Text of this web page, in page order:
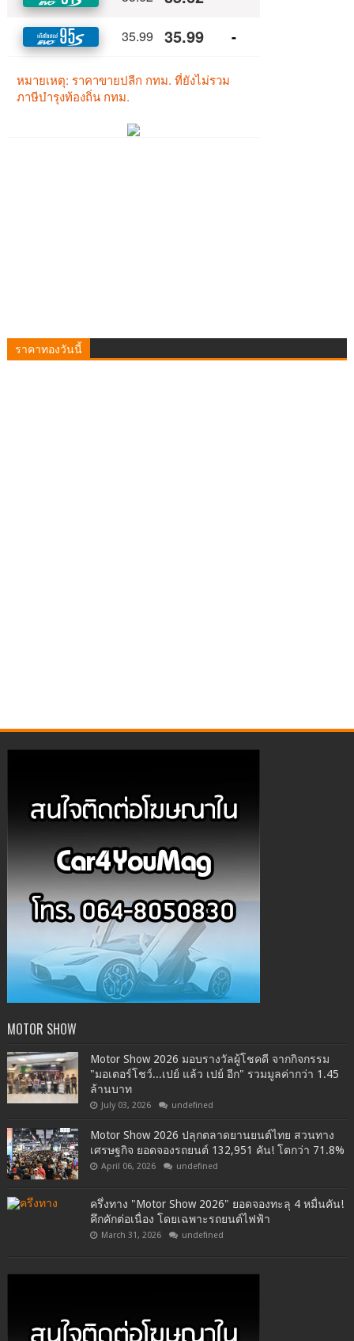
ราคาทองวันนี้
MOTOR SHOW
Motor Show 2026 มอบรางวัลผู้โชคดี จากกิจกรรม
"มอเตอร์โชว์...เปย์ แล้ว เปย์ อีก" รวมมูลค่ากว่า 1.45
ล้านบาท
July 03, 2026 undefined
Motor Show 2026 ปลุกตลาดยานยนต์ไทย สวนทาง
เศรษฐกิจ ยอดจองรถยนต์ 132,951 คัน! โตกว่า 71.8%
April 06, 2026 undefined
ครึ่งทาง "Motor Show 2026" ยอดจองทะลุ 4 หมื่นคัน!
คึกคักต่อเนื่อง โดยเฉพาะรถยนต์ไฟฟ้า
March 31, 2026 undefined